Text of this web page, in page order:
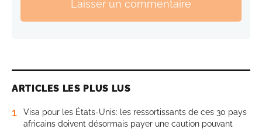
Laisser un commentaire
ARTICLES LES PLUS LUS
1
Visa pour les États-Unis: les ressortissants de ces 30 pays
africains doivent désormais payer une caution pouvant